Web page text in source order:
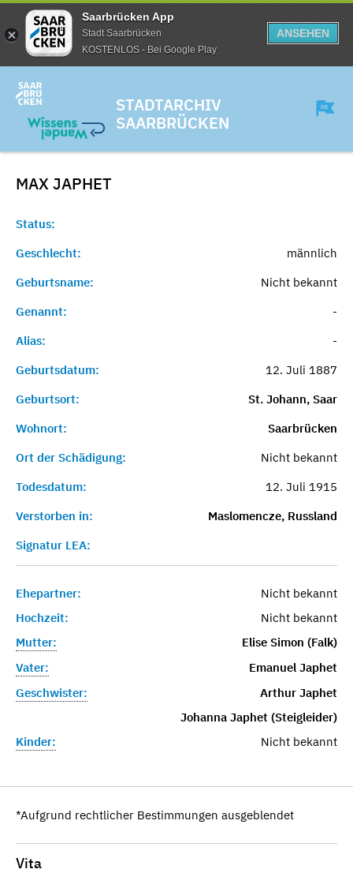
Saarbrücken App
Stadt Saarbrücken
KOSTENLOS - Bei Google Play
ANSEHEN
STADTARCHIV
SAARBRÜCKEN
MAXJAPHET
Status:
Geschlecht:
männlich
Geburtsname:
Nicht bekannt
Genannt:
-
Alias:
-
Geburtsdatum:
12. Juli 1887
Geburtsort:
St. Johann, Saar
Wohnort:
Saarbrücken
Ort der Schädigung:
Nicht bekannt
Todesdatum:
12. Juli 1915
Verstorben in:
Maslomencze, Russland
Signatur LEA:
Ehepartner:
Nicht bekannt
Hochzeit:
Nicht bekannt
Mutter:
Elise Simon (Falk)
Vater:
Emanuel Japhet
Geschwister:
Arthur Japhet
Johanna Japhet (Steigleider)
Kinder:
Nicht bekannt
*Aufgrund rechtlicher Bestimmungen ausgeblendet
Vita